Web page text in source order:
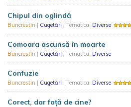
Chipul din oglindă
Buncrestin | Cugetări | Tematica: Diverse
Comoara ascunsă în moarte
Buncrestin | Cugetări | Tematica: Diverse
Confuzie
Buncrestin | Cugetări | Tematica: Diverse
Corect, dar faţă de cine?